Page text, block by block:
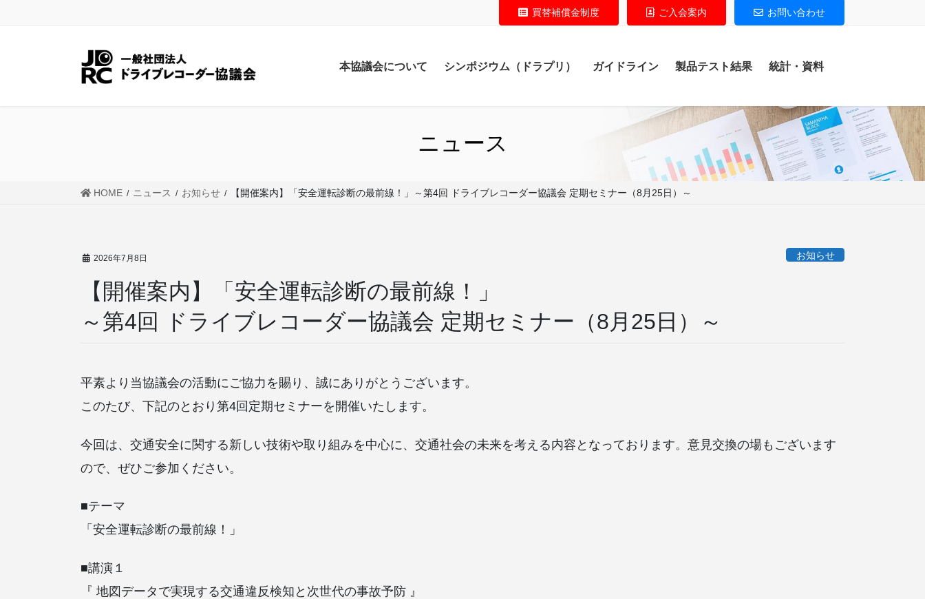
買替補償金制度 ご入会案内 お問い合わせ
本協議会について シンポジウム（ドラプリ） ガイドライン 製品テスト結果 統計・資料
ニュース
HOME ニュース お知らせ 【開催案内】「安全運転診断の最前線！」～第4回 ドライブレコーダー協議会 定期セミナー（8月25日）～
2026年7月8日 お知らせ
【開催案内】「安全運転診断の最前線！」
～第4回 ドライブレコーダー協議会 定期セミナー（8月25日）～
平素より当協議会の活動にご協力を賜り、誠にありがとうございます。
このたび、下記のとおり第4回定期セミナーを開催いたします。
今回は、交通安全に関する新しい技術や取り組みを中心に、交通社会の未来を考える内容となっております。意見交換の場もございます
ので、ぜひご参加ください。
■テーマ
「安全運転診断の最前線！」
■講演１
『 地図データで実現する交通違反検知と次世代の事故予防 』